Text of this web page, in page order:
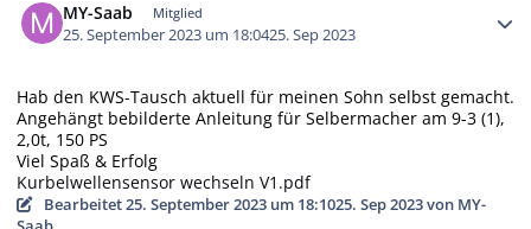
MY-Saab Mitglied
25. September 2023 um 18:0425. Sep 2023
Hab den KWS-Tausch aktuell für meinen Sohn selbst gemacht.
Angehängt bebilderte Anleitung für Selbermacher am 9-3 (1),
2,0t, 150 PS
Viel Spaß & Erfolg
Kurbelwellensensor wechseln V1.pdf
Bearbeitet25. September 2023 um 18:1025. Sep 2023von MY-